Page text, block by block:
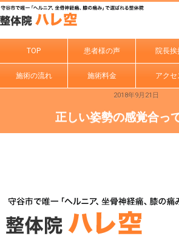
TOP 患者様の声 院長挨
施術の流れ 施術料金 アクセ
2018年9月21日
正しい姿勢の感覚合っ